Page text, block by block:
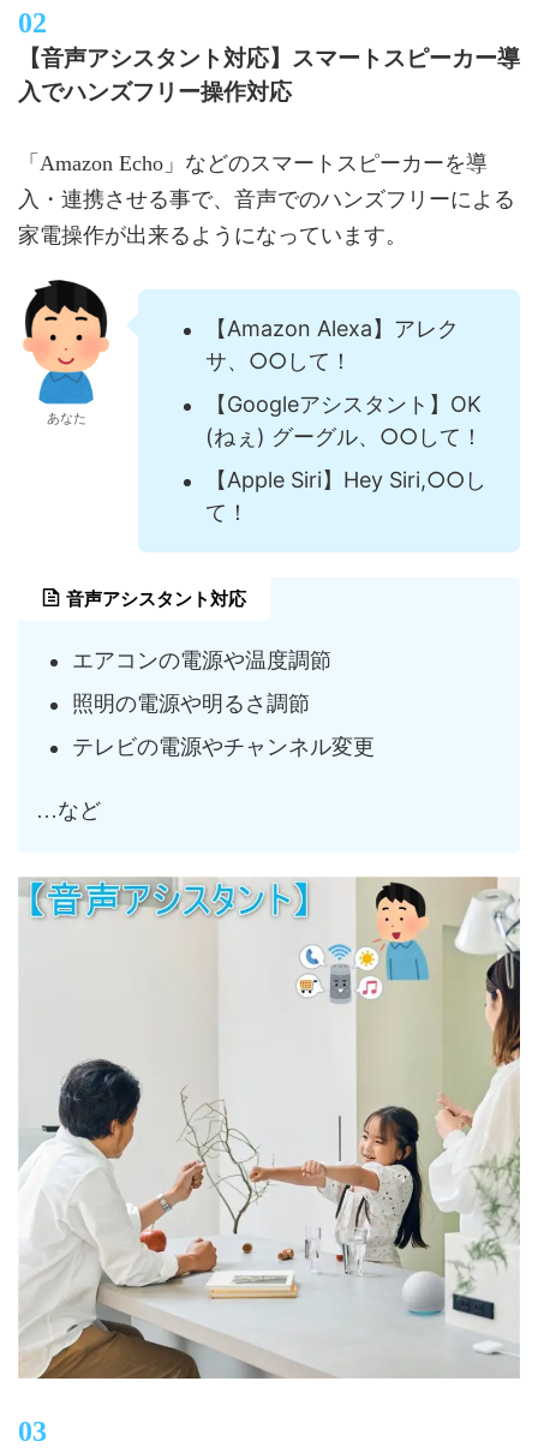
【音声アシスタント対応】スマートスピーカー導
入でハンズフリー操作対応
「Amazon Echo」などのスマートスピーカーを導
入・連携させる事で、音声でのハンズフリーによる
家電操作が出来るようになっています。
あなた
【Amazon Alexa】アレク
サ、○○して！
【Googleアシスタント】OK
(ねぇ) グーグル、○○して！
【Apple Siri】Hey Siri,○○し
て！
音声アシスタント対応
エアコンの電源や温度調節
照明の電源や明るさ調節
テレビの電源やチャンネル変更
…など